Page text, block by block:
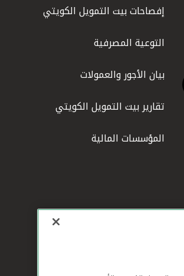
إفصاحات بيت التمويل الكويتي
التوعية المصرفية
بيان الأجور والعمولات
تقارير بيت التمويل الكويتي
المؤسسات المالية